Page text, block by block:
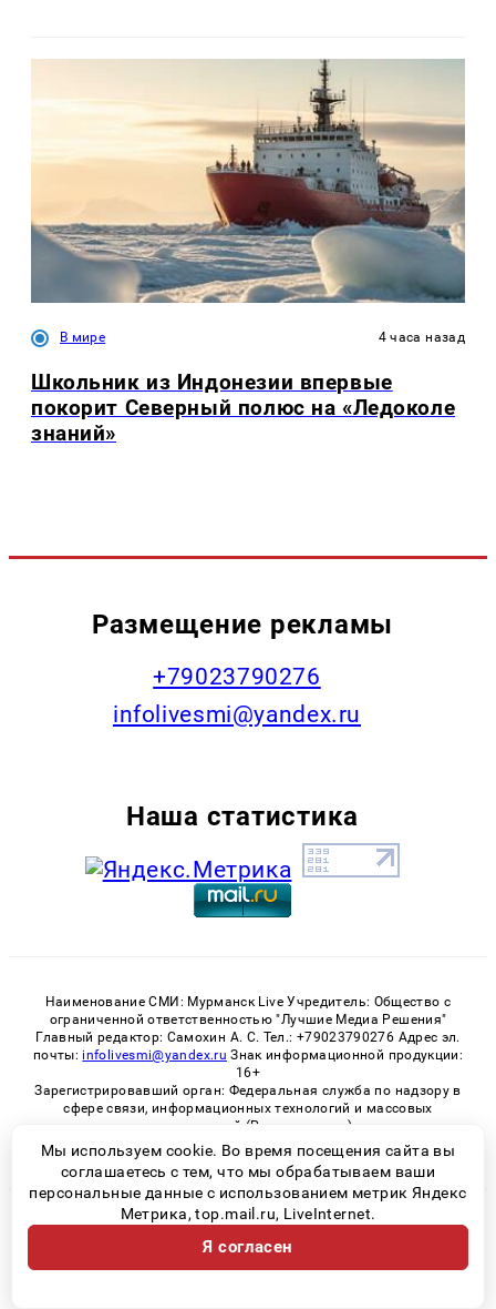
В мире 4 часа назад
Школьник из Индонезии впервые
покорит Северный полюс на «Ледоколе
знаний»
Размещение рекламы
+79023790276
infolivesmi@yandex.ru
Наша статистика
Наименование СМИ: Мурманск Live Учредитель: Общество с
ограниченной ответственностью "Лучшие Медиа Решения"
Главный редактор: Самохин А. С. Тел.: +79023790276 Адрес эл.
почты: infolivesmi@yandex.ru Знак информационной продукции:
16+
Зарегистрировавший орган: Федеральная служба по надзору в
сфере связи, информационных технологий и массовых
коммуникаций (Роскомнадзор)
Регистрационный номер СМИ ЭЛ № ФС 77 - 82534 от 21.01.2022
© 2026 «Murmansk-live» | Все права защищены
Возрастная категория сайта 16+
Политика конфиденциальности
Мы используем cookie. Во время посещения сайта вы
соглашаетесь с тем, что мы обрабатываем ваши
персональные данные с использованием метрик Яндекс
Метрика, top.mail.ru, LiveInternet.
Я согласен